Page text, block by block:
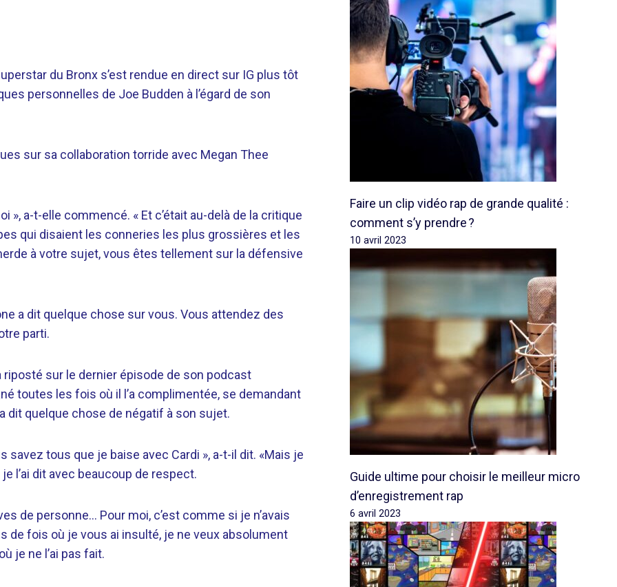
du Bronx s’est rendue en direct sur IG plus tôt
personnelles de Joe Budden à l’égard de son
sur sa collaboration torride avec Megan Thee
», a-t-elle commencé. « Et c’était au-delà de la critique
qui disaient les conneries les plus grossières et les
à votre sujet, vous êtes tellement sur la défensive
a dit quelque chose sur vous. Vous attendez des
parti.
riposté sur le dernier épisode de son podcast
toutes les fois où il l’a complimentée, se demandant
dit quelque chose de négatif à son sujet.
tous que je baise avec Cardi », a-t-il dit. «Mais je
l’ai dit avec beaucoup de respect.
de personne… Pour moi, c’est comme si je n’avais
de fois où je vous ai insulté, je ne veux absolument
je ne l’ai pas fait.
Faire un clip vidéo rap de grande qualité :
comment s’y prendre ?
10 avril 2023
Guide ultime pour choisir le meilleur micro
d’enregistrement rap
6 avril 2023